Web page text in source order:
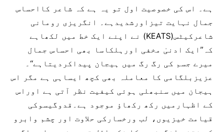
ہے۔ اس کی خصوصیت اول تو یہ ہے کہ شاعر کااحساس
جمال نہایت تیزاورشدیدہے۔ انگریزی رومانی
شاعرکیٹس(KEATS) نے اپنے ایک خط میں لکھاہے
کہ’’ایک ادنیٰ مخفی اورہلکاسا بھی احساس جمال
میرے جسم کی رگ رگ میں ہیجان پیداکردیتاہے‘‘۔
عزیزبلگامی کا معاملہ بھی کچھ ایساہی ہے مگر اس
ہیجان میں سنبھلی ہوئی کیفیت نظر آتی ہے اوراس
کے اظہارمیں رکھ رکھاؤ موجود ہے۔قدوگیسوکی
قیامت خیزیوں، لب ورخسارکی حلاوت اور چشم وابرو